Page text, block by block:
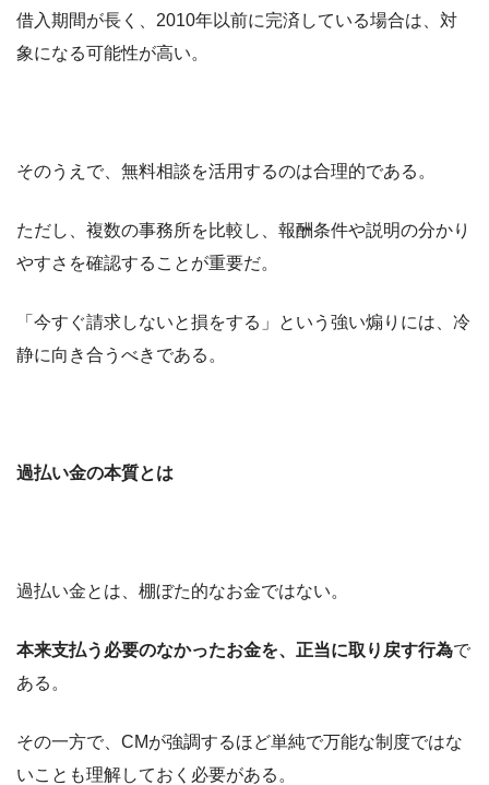
借入期間が長く、2010年以前に完済している場合は、対
象になる可能性が高い。
そのうえで、無料相談を活用するのは合理的である。
ただし、複数の事務所を比較し、報酬条件や説明の分かり
やすさを確認することが重要だ。
「今すぐ請求しないと損をする」という強い煽りには、冷
静に向き合うべきである。
過払い金の本質とは
過払い金とは、棚ぼた的なお金ではない。
本来支払う必要のなかったお金を、正当に取り戻す行為で
ある。
その一方で、CMが強調するほど単純で万能な制度ではな
いことも理解しておく必要がある。